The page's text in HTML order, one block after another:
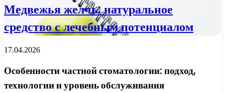
Медвежья желчь: натуральное
средство с лечебным потенциалом
17.04.2026
Особенности частной стоматологии: подход,
технологии и уровень обслуживания